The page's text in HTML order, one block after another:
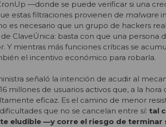
—donde se puede verificar si una
estas filtraciones provienen de malware
es necesario que un grupo de hackers
ClaveÚnica: basta con que una persona
Y mientras más funciones críticas se
el incentivo económico para robarla.
señaló la intención de acudir al
millones de usuarios activos que, a la
eficaz. Es el camino de menor
que no se cancelan entre sí: tal
eludible —y corre el riesgo de terminar